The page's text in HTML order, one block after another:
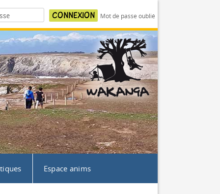
Mot de passe oublié
Espace anims